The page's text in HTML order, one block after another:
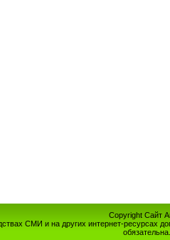
Copyright Сайт
СМИ и на других интернет-ресурсах
обязательна.